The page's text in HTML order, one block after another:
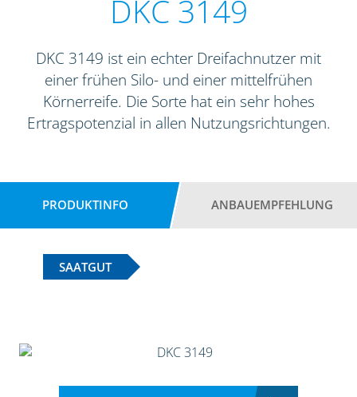
DKC 3149
DKC 3149 ist ein echter Dreifachnutzer mit
einer frühen Silo- und einer mittelfrühen
Körnerreife. Die Sorte hat ein sehr hohes
Ertragspotenzial in allen Nutzungsrichtungen.
PRODUKTINFO ANBAUEMPFEHLUNG
SAATGUT